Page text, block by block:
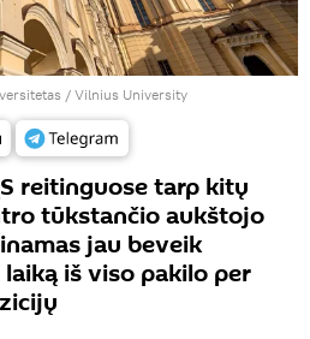
/ Vilnius University
reitinguose tarp kitų
tūkstančio aukštojo
jau beveik
iš viso pakilo per